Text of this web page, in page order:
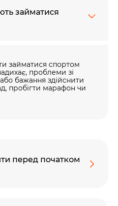
займатися
займатися спортом
проблеми зі
бажання здійснити
пробігти марафон чи
перед початком